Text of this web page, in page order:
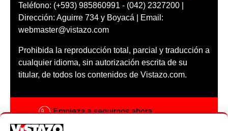
Teléfono: (+593) 985860991 - (042) 2327200 |
Dirección: Aguirre 734 y Boyacá | Email:
webmaster@vistazo.com
Prohibida la reproducción total, parcial y traducción a
cualquier idioma, sin autorización escrita de su
titular, de todos los contenidos de Vistazo.com.
Empieza a seguirnos ahora